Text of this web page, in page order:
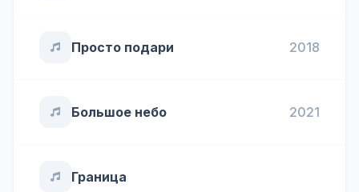
Просто подари 2018
Большое небо 2021
Граница